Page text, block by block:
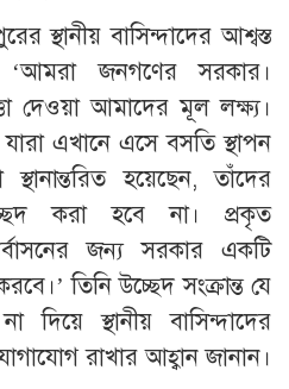
বাসিন্দাদের আশ্বস্ত
‘আমরা জনগণের সরকার।
দেওয়া আমাদের মূল লক্ষ্য।
যারা এখানে এসে বসতি স্থাপন
হয়েছেন, তাঁদের
করা হবে না। প্রকৃত
জন্য সরকার একটি
তিনি উচ্ছেদ সংক্রান্ত যে
স্থানীয় বাসিন্দাদের
রাখার আহ্বান জানান।